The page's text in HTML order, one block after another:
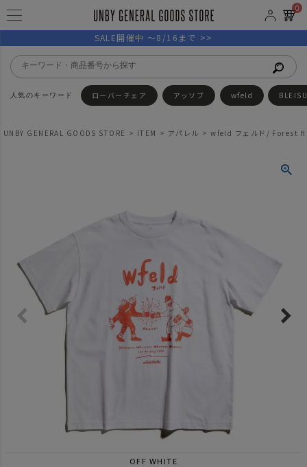
0
SALE開催中 ～8/16まで >>
ローバーチェア アッソブ wfeld
UNBY GENERAL GOODS STORE ITEM アパレル wfeld フェルド/ Forest
OFF WHITE